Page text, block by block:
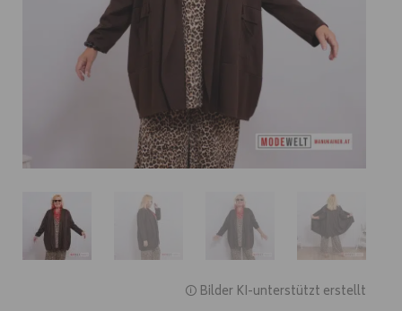
🛈 Bilder KI-unterstützt erstellt